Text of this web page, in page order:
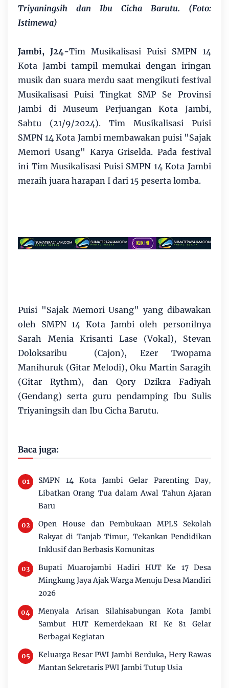
Triyaningsih dan Ibu Cicha Barutu. (Foto:
Istimewa)
Jambi, J24-Tim Musikalisasi Puisi SMPN 14
Kota Jambi tampil memukai dengan iringan
musik dan suara merdu saat mengikuti festival
Musikalisasi Puisi Tingkat SMP Se Provinsi
Jambi di Museum Perjuangan Kota Jambi,
Sabtu (21/9/2024). Tim Musikalisasi Puisi
SMPN 14 Kota Jambi membawakan puisi "Sajak
Memori Usang" Karya Griselda. Pada festival
ini Tim Musikalisasi Puisi SMPN 14 Kota Jambi
meraih juara harapan I dari 15 peserta lomba.
Puisi "Sajak Memori Usang" yang dibawakan
oleh SMPN 14 Kota Jambi oleh personilnya
Sarah Menia Krisanti Lase (Vokal), Stevan
Doloksaribu (Cajon), Ezer Twopama
Manihuruk (Gitar Melodi), Oku Martin Saragih
(Gitar Rythm), dan Qory Dzikra Fadiyah
(Gendang) serta guru pendamping Ibu Sulis
Triyaningsih dan Ibu Cicha Barutu.
Baca juga:
SMPN 14 Kota Jambi Gelar Parenting Day,
Libatkan Orang Tua dalam Awal Tahun Ajaran
Baru
Open House dan Pembukaan MPLS Sekolah
Rakyat di Tanjab Timur, Tekankan Pendidikan
Inklusif dan Berbasis Komunitas
Bupati Muarojambi Hadiri HUT Ke 17 Desa
Mingkung Jaya Ajak Warga Menuju Desa Mandiri
2026
Menyala Arisan Silahisabungan Kota Jambi
Sambut HUT Kemerdekaan RI Ke 81 Gelar
Berbagai Kegiatan
Keluarga Besar PWI Jambi Berduka, Hery Rawas
Mantan Sekretaris PWI Jambi Tutup Usia